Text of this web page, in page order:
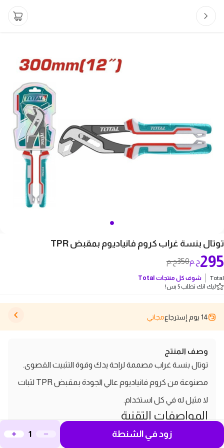
توتال بنسة غراب كروم فانياديوم بمقبض TPR
350ج.م 295ج.م
Total شوف كل منتجات Total
ليك انك تطلب 5 بس!
14 يوم إسترجاع مجاني
وصف المنتج
توتال بنسة غراب مصممة لراحة يدك وقوة التثبيت القصوى.
مصنوعة من كروم فانياديوم عالي الجودة بمقبض TPR لثبات
لا مثيل له في كل استخدام.
المواصفات التقنية
الماركة:Total
زود في الشنطة